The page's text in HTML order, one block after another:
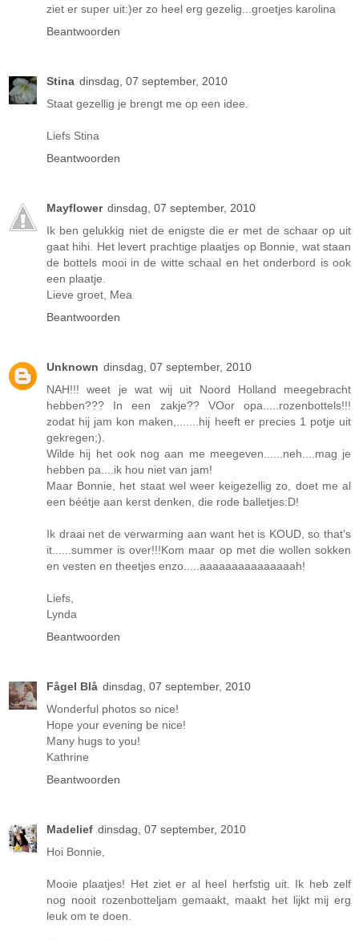
ziet er super uit:)er zo heel erg gezelig...groetjes karolina
Beantwoorden
Stina dinsdag, 07 september, 2010
Staat gezellig je brengt me op een idee.
Liefs Stina
Beantwoorden
Mayflower dinsdag, 07 september, 2010
Ik ben gelukkig niet de enigste die er met de schaar op uit
gaat hihi. Het levert prachtige plaatjes op Bonnie, wat staan
de bottels mooi in de witte schaal en het onderbord is ook
een plaatje.
Lieve groet, Mea
Beantwoorden
Unknown dinsdag, 07 september, 2010
NAH!!! weet je wat wij uit Noord Holland meegebracht
hebben??? In een zakje?? VOor opa.....rozenbottels!!!
zodat hij jam kon maken,.......hij heeft er precies 1 potje uit
gekregen;).
Wilde hij het ook nog aan me meegeven......neh....mag je
hebben pa....ik hou niet van jam!
Maar Bonnie, het staat wel weer keigezellig zo, doet me al
een béétje aan kerst denken, die rode balletjes:D!
Ik draai net de verwarming aan want het is KOUD, so that's
it......summer is over!!!Kom maar op met die wollen sokken
en vesten en theetjes enzo.....aaaaaaaaaaaaaaah!
Liefs,
Lynda
Beantwoorden
Fågel Blå dinsdag, 07 september, 2010
Wonderful photos so nice!
Hope your evening be nice!
Many hugs to you!
Kathrine
Beantwoorden
Madelief dinsdag, 07 september, 2010
Hoi Bonnie,
Mooie plaatjes! Het ziet er al heel herfstig uit. Ik heb zelf
nog nooit rozenbotteljam gemaakt, maakt het lijkt mij erg
leuk om te doen.